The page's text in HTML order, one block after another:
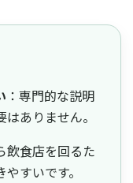
：専門的な説明
ありません。
飲食店を回るた
すいです。